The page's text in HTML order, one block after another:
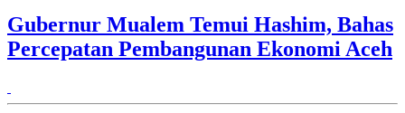
Gubernur Mualem Temui Hashim, Bahas
Percepatan Pembangunan Ekonomi Aceh